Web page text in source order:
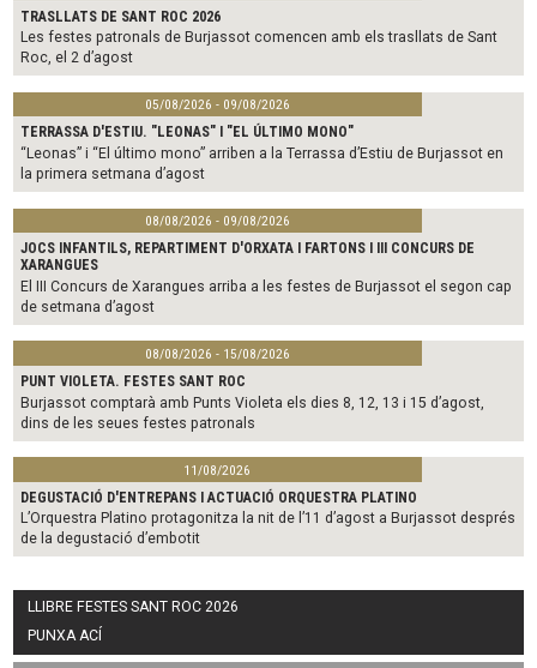
TRASLLATS DE SANT ROC 2026
Les festes patronals de Burjassot comencen amb els trasllats de Sant
Roc, el 2 d’agost
05/08/2026 - 09/08/2026
TERRASSA D'ESTIU. "LEONAS" I "EL ÚLTIMO MONO"
“Leonas” i “El último mono” arriben a la Terrassa d’Estiu de Burjassot en
la primera setmana d’agost
08/08/2026 - 09/08/2026
JOCS INFANTILS, REPARTIMENT D'ORXATA I FARTONS I III CONCURS DE
XARANGUES
El III Concurs de Xarangues arriba a les festes de Burjassot el segon cap
de setmana d’agost
08/08/2026 - 15/08/2026
PUNT VIOLETA. FESTES SANT ROC
Burjassot comptarà amb Punts Violeta els dies 8, 12, 13 i 15 d’agost,
dins de les seues festes patronals
11/08/2026
DEGUSTACIÓ D'ENTREPANS I ACTUACIÓ ORQUESTRA PLATINO
L’Orquestra Platino protagonitza la nit de l’11 d’agost a Burjassot després
de la degustació d’embotit
LLIBRE FESTES SANT ROC 2026
PUNXA ACÍ